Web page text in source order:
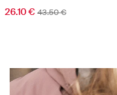
26.10 € 43.50 €